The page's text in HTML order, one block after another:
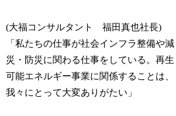
(大福コンサルタント 福田真也社長)
「私たちの仕事が社会インフラ整備や減
災・防災に関わる仕事をしている。再生
可能エネルギー事業に関係することは、
我々にとって大変ありがたい」